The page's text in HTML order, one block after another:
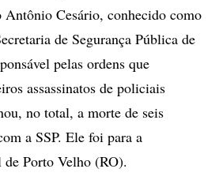
Antônio Cesário, conhecido como
de Segurança Pública de
pelas ordens que
assassinatos de policiais
no total, a morte de seis
a SSP. Ele foi para a
Porto Velho (RO).